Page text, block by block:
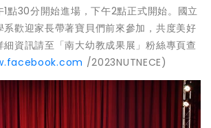
點30分開始進場，下午2點正式開始。國立
歡迎家長帶著寶貝們前來參加，共度美好
細資訊請至「南大幼教成果展」粉絲專頁查
/2023NUTNECE)